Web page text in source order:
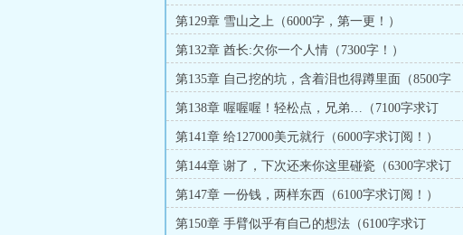
第129章 雪山之上（6000字，第一更！）
第132章 酋长:欠你一个人情（7300字！）
第135章 自己挖的坑，含着泪也得蹲里面（8500字
求订阅！）
第138章 喔喔喔！轻松点，兄弟…（7100字求订
阅！）
第141章 给127000美元就行（6000字求订阅！）
第144章 谢了，下次还来你这里碰瓷（6300字求订
阅！）
第147章 一份钱，两样东西（6100字求订阅！）
第150章 手臂似乎有自己的想法（6100字求订